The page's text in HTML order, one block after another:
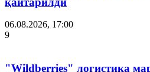
06.08.2026, 17:00
9
"Wildberries" логистика